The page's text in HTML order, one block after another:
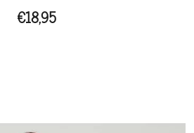
€18,95